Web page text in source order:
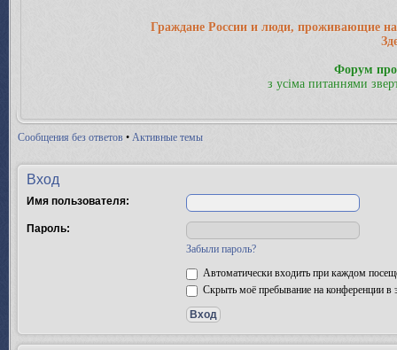
Граждане России и люди, проживающие на
Форум
з усіма питаннями
Сообщения без ответов • Активные темы
Вход
Имя пользователя:
Пароль:
Забыли пароль?
Автоматически входить при каждом
Скрыть моё пребывание на конференции в